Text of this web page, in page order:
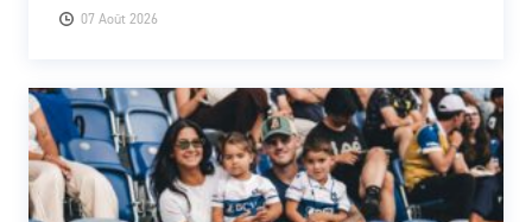
07 Août 2026